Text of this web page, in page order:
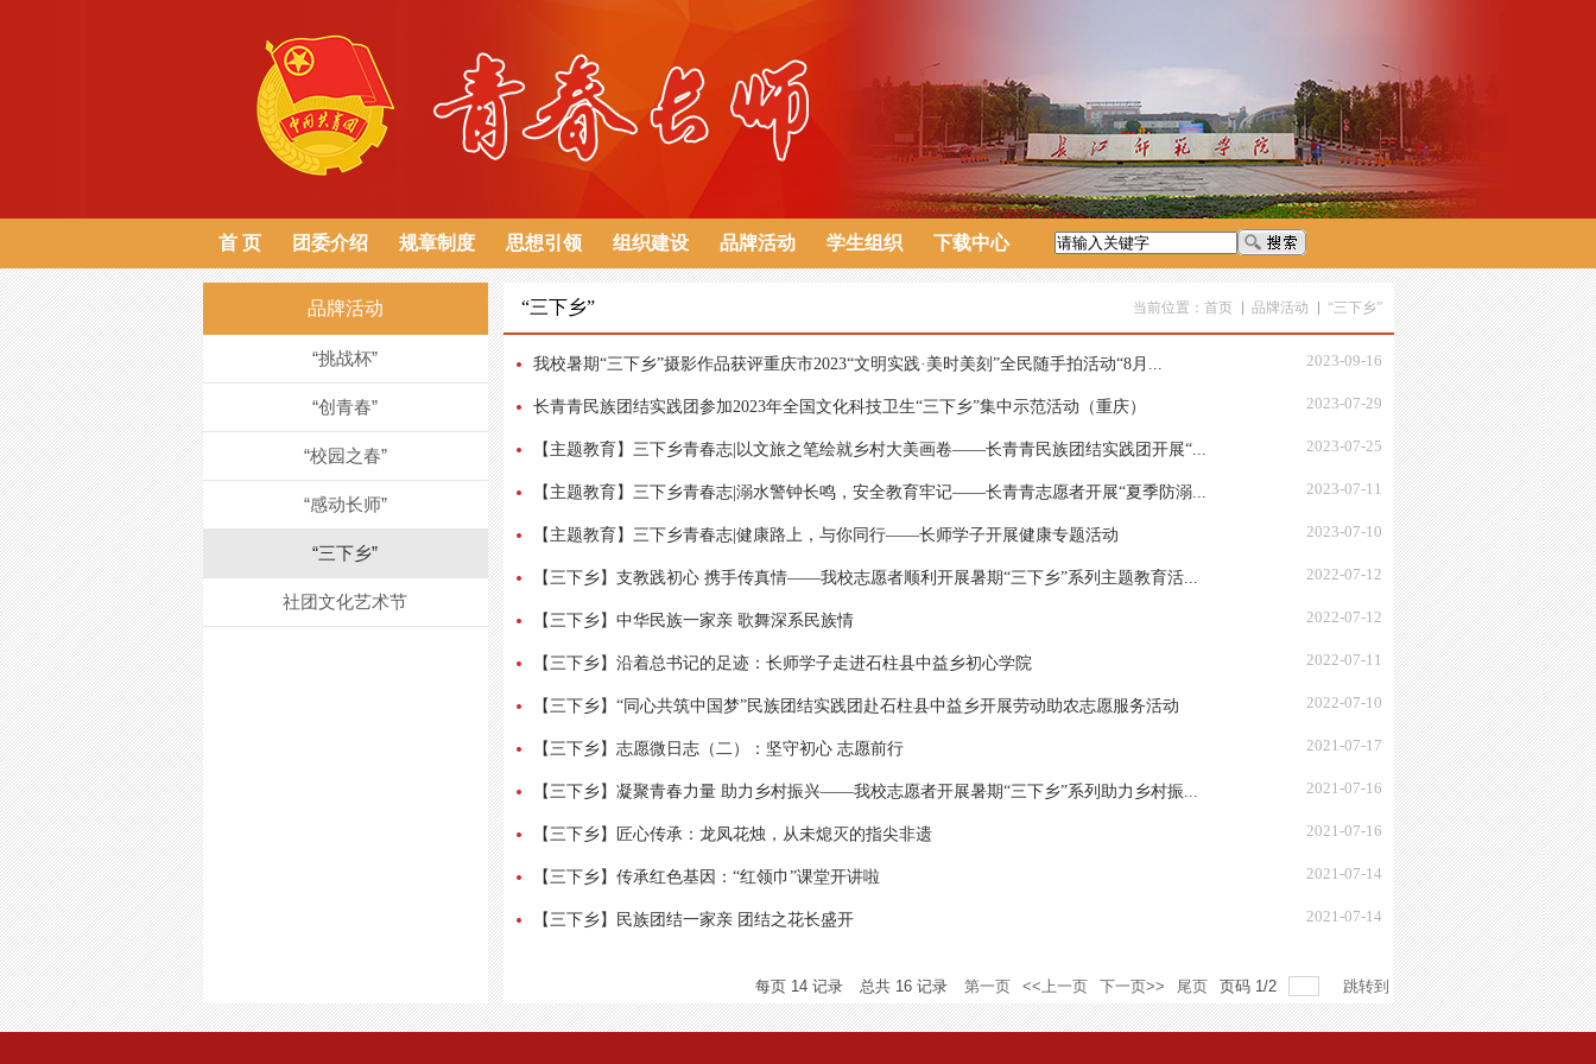
首 页 团委介绍 规章制度 思想引领 组织建设 品牌活动 学生组织 下载中心
品牌活动
“挑战杯”
“创青春”
“校园之春”
“感动长师”
“三下乡”
社团文化艺术节
“三下乡” 当前位置： 首页 品牌活动 “三下乡”
我校暑期“三下乡”摄影作品获评重庆市2023“文明实践·美时美刻”全民随手拍活动“8月... 2023-09-16
长青青民族团结实践团参加2023年全国文化科技卫生“三下乡”集中示范活动（重庆） 2023-07-29
【主题教育】三下乡青春志|以文旅之笔绘就乡村大美画卷——长青青民族团结实践团开展“... 2023-07-25
【主题教育】三下乡青春志|溺水警钟长鸣，安全教育牢记——长青青志愿者开展“夏季防溺... 2023-07-11
【主题教育】三下乡青春志|健康路上，与你同行——长师学子开展健康专题活动 2023-07-10
【三下乡】支教践初心 携手传真情——我校志愿者顺利开展暑期“三下乡”系列主题教育活... 2022-07-12
【三下乡】中华民族一家亲 歌舞深系民族情 2022-07-12
【三下乡】沿着总书记的足迹：长师学子走进石柱县中益乡初心学院 2022-07-11
【三下乡】“同心共筑中国梦”民族团结实践团赴石柱县中益乡开展劳动助农志愿服务活动 2022-07-10
【三下乡】志愿微日志（二）：坚守初心 志愿前行 2021-07-17
【三下乡】凝聚青春力量 助力乡村振兴——我校志愿者开展暑期“三下乡”系列助力乡村振... 2021-07-16
【三下乡】匠心传承：龙凤花烛，从未熄灭的指尖非遗 2021-07-16
【三下乡】传承红色基因：“红领巾”课堂开讲啦 2021-07-14
【三下乡】民族团结一家亲 团结之花长盛开 2021-07-14
每页 14记录 总共 16记录 第一页 <<上一页 下一页>> 尾页 页码 1/2 跳转到